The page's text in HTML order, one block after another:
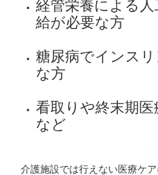
経管栄養による
給が必要な方
糖尿病でインス
な方
看取りや終末期
など
介護施設では行えない医療ケ